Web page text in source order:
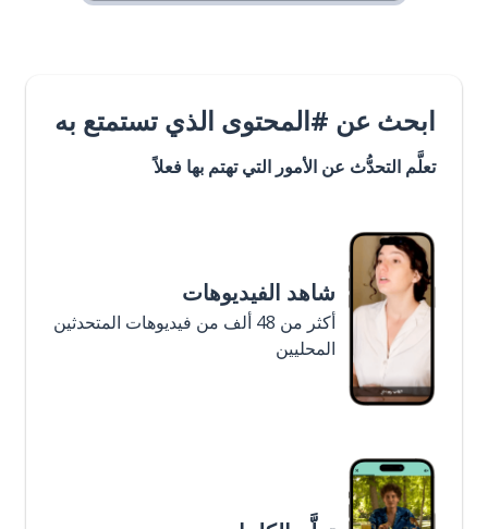
ابحث عن #المحتوى الذي تستمتع به
تعلَّم التحدُّث عن الأمور التي تهتم بها فعلاً
شاهد الفيديوهات
أكثر من 48 ألف من فيديوهات المتحدثين
المحليين